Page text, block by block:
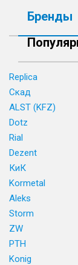
Бренды
Replica
Скад
ALST (KFZ)
Dotz
Rial
Dezent
КиК
Kormetal
Aleks
Storm
ZW
PTH
Konig